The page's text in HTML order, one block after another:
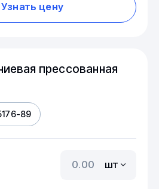
Узнать цену
прессованная
89
шт